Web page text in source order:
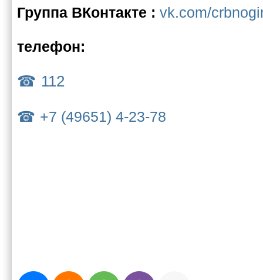
Группа ВКонтакте : vk.com/
телефон:
112
+7 (49651) 4-23-78